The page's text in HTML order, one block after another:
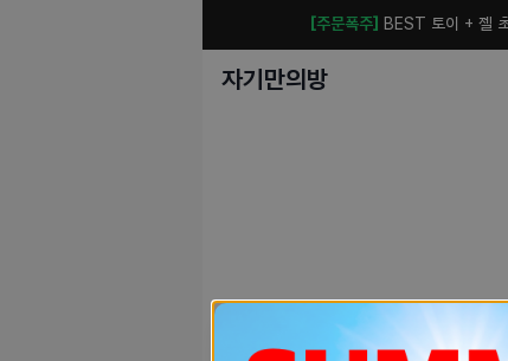
[주문폭주] BEST 토이 + 젤
자기만의방